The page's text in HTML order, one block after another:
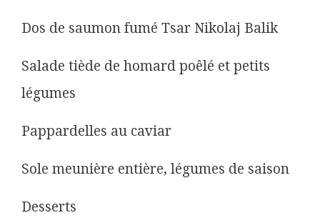
Dos de saumon fumé Tsar Nikolaj Balik
Salade tiède de homard poêlé et petits
légumes
Pappardelles au caviar
Sole meunière entière, légumes de saison
Desserts